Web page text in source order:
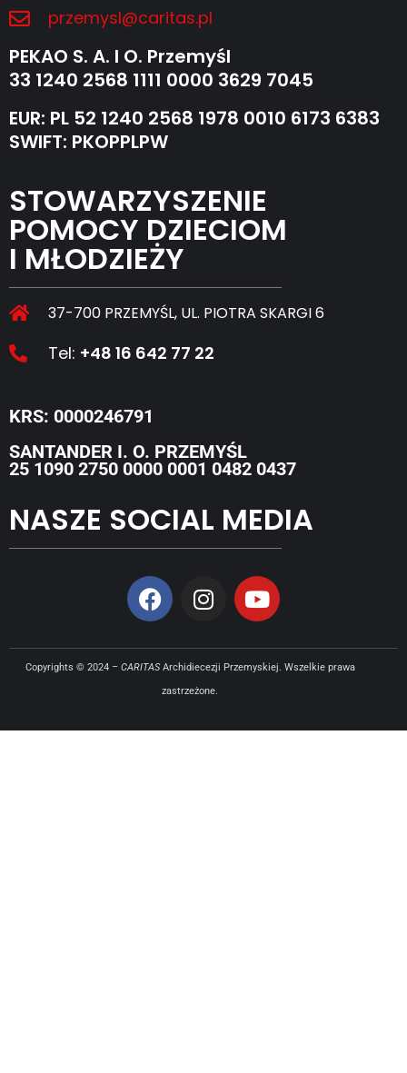
przemysl@caritas.pl
PEKAO S. A. I O. Przemyśl
33 1240 2568 1111 0000 3629 7045
EUR: PL 52 1240 2568 1978 0010 6173 6383
SWIFT: PKOPPLPW
STOWARZYSZENIE
POMOCY DZIECIOM
I MŁODZIEŻY
37-700 PRZEMYŚL, UL. PIOTRA SKARGI 6
Tel: +48 16 642 77 22
KRS: 0000246791
SANTANDER I. O. PRZEMYŚL
25 1090 2750 0000 0001 0482 0437
NASZE SOCIAL MEDIA
Copyrights © 2024 – CARITASArchidiecezji Przemyskiej. Wszelkie prawa
zastrzeżone.